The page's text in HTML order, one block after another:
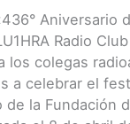
Aniversario
Radio
los colegas
a celebrar el
de la Fundación